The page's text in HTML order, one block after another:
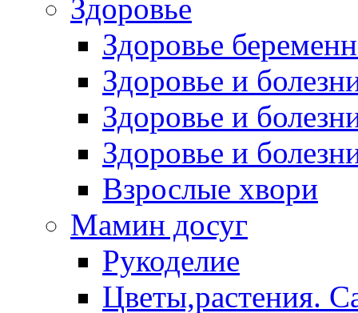
Здоровье
Здоровье
Здоровье и
Здоровье и
Здоровье и
Взрослые хвори
Мамин досуг
Рукоделие
Цветы,растения.